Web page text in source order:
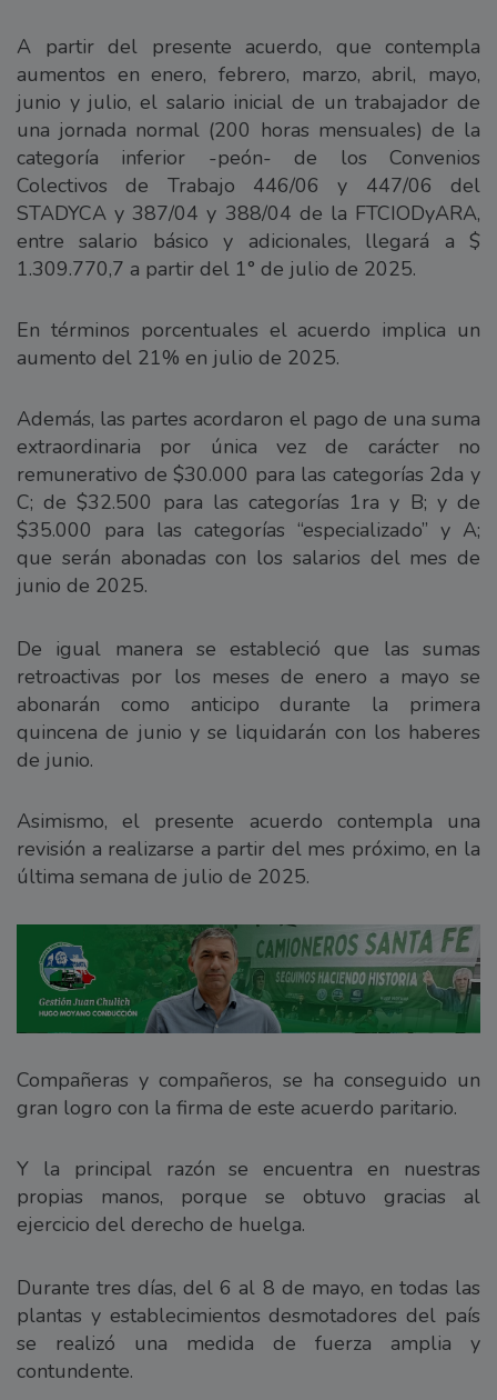
A partir del presente acuerdo, que contempla
aumentos en enero, febrero, marzo, abril, mayo,
junio y julio, el salario inicial de un trabajador de
una jornada normal (200 horas mensuales) de la
categoría inferior -peón- de los Convenios
Colectivos de Trabajo 446/06 y 447/06 del
STADYCA y 387/04 y 388/04 de la FTCIODyARA,
entre salario básico y adicionales, llegará a $
1.309.770,7 a partir del 1° de julio de 2025.
En términos porcentuales el acuerdo implica un
aumento del 21% en julio de 2025.
Además, las partes acordaron el pago de una suma
extraordinaria por única vez de carácter no
remunerativo de $30.000 para las categorías 2da y
C; de $32.500 para las categorías 1ra y B; y de
$35.000 para las categorías “especializado” y A;
que serán abonadas con los salarios del mes de
junio de 2025.
De igual manera se estableció que las sumas
retroactivas por los meses de enero a mayo se
abonarán como anticipo durante la primera
quincena de junio y se liquidarán con los haberes
de junio.
Asimismo, el presente acuerdo contempla una
revisión a realizarse a partir del mes próximo, en la
última semana de julio de 2025.
Compañeras y compañeros, se ha conseguido un
gran logro con la firma de este acuerdo paritario.
Y la principal razón se encuentra en nuestras
propias manos, porque se obtuvo gracias al
ejercicio del derecho de huelga.
Durante tres días, del 6 al 8 de mayo, en todas las
plantas y establecimientos desmotadores del país
se realizó una medida de fuerza amplia y
contundente.